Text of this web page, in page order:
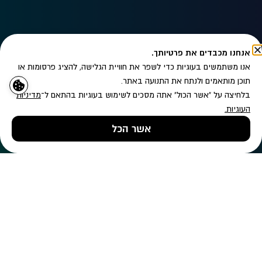
מעוניין/ת לקבל עדכונים לפימדיניות הפרטיות
שליחה
אנחנו מכבדים את פרטיותך.
אנו משתמשים בעוגיות כדי לשפר את חוויית הגלישה, להציג פרסומות או
תוכן מותאמים ולנתח את התנועה באתר.
בלחיצה על "אשר הכול" אתה מסכים לשימוש בעוגיות בהתאם ל־מדיניות
העוגיות
אשר הכל